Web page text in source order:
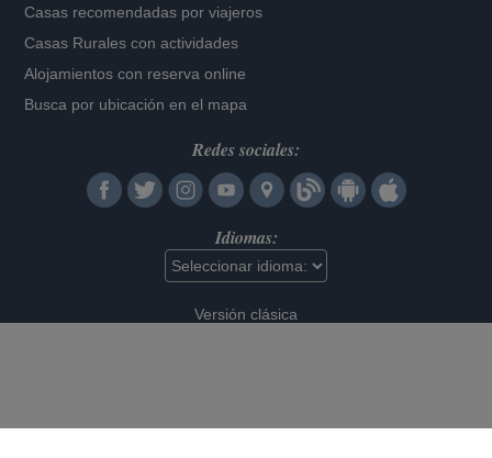
Casas recomendadas por viajeros
Casas Rurales con actividades
Alojamientos con reserva online
Busca por ubicación en el mapa
Redes sociales:
Idiomas:
Versión clásica